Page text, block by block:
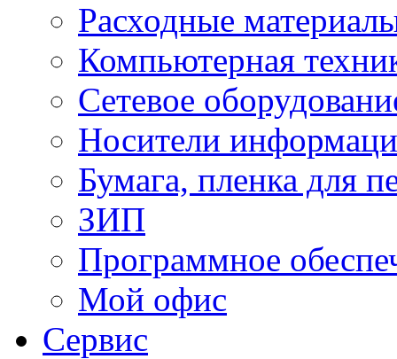
Расходные
Компьютерная
Сетевое
Носители
Бумага, пленка для
ЗИП
Программное
Мой офис
Сервис